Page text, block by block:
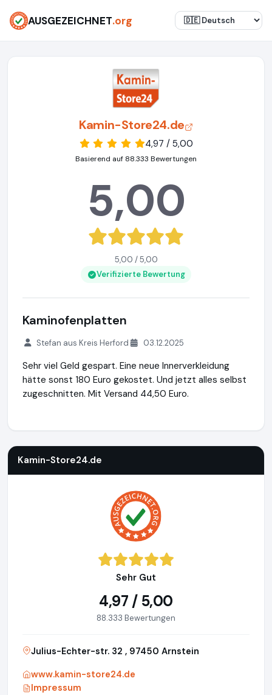
AUSGEZEICHNET.org
Kamin-Store24.de
4,97 / 5,00
Basierend auf 88.333 Bewertungen
5,00
5,00 / 5,00
Verifizierte Bewertung
Kaminofenplatten
Stefan aus Kreis Herford 03.12.2025
Sehr viel Geld gespart. Eine neue Innerverkleidung
hätte sonst 180 Euro gekostet. Und jetzt alles selbst
zugeschnitten. Mit Versand 44,50 Euro.
Kamin-Store24.de
Sehr Gut
4,97 / 5,00
88.333 Bewertungen
Julius-Echter-str. 32 , 97450 Arnstein
www.kamin-store24.de
Impressum